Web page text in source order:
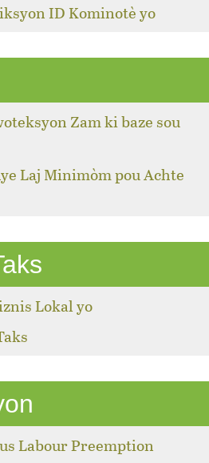
ID Kominotè yo
Zam ki baze sou
Laj Minimòm pou Achte
Lokal yo
Labour Preemption